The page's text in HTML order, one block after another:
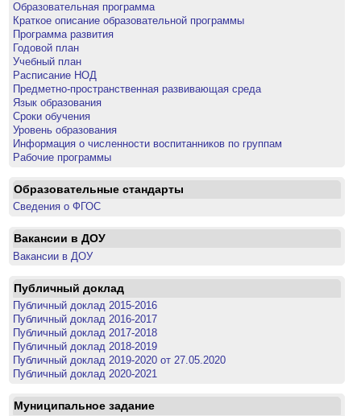
Образовательная программа
Краткое описание образовательной программы
Программа развития
Годовой план
Учебный план
Расписание НОД
Предметно-пространственная развивающая среда
Язык образования
Сроки обучения
Уровень образования
Информация о численности воспитанников по группам
Рабочие программы
Образовательные стандарты
Сведения о ФГОС
Вакансии в ДОУ
Вакансии в ДОУ
Публичный доклад
Публичный доклад 2015-2016
Публичный доклад 2016-2017
Публичный доклад 2017-2018
Публичный доклад 2018-2019
Публичный доклад 2019-2020 от 27.05.2020
Публичный доклад 2020-2021
Муниципальное задание